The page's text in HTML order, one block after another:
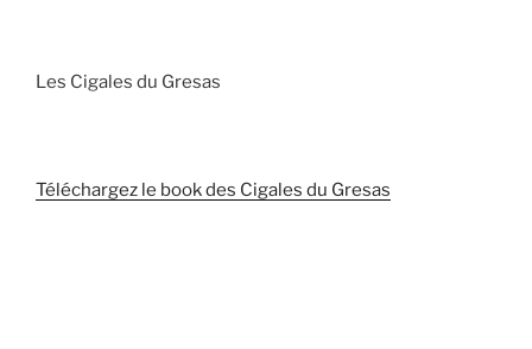
Les Cigales du Gresas
Téléchargez le book des Cigales du Gresas